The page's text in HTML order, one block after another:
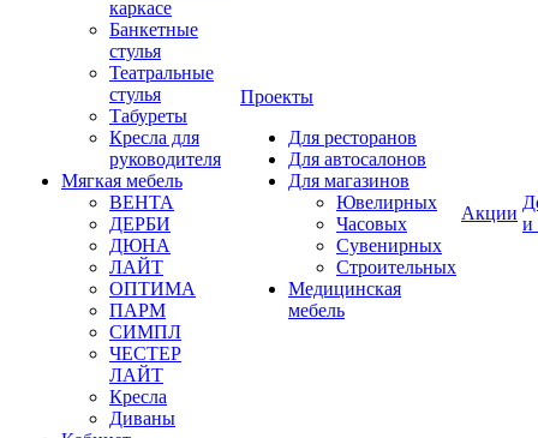
каркасе
Банкетные
стулья
Театральные
стулья
Табуреты
Кресла для
руководителя
Мягкая мебель
ВЕНТА
ДЕРБИ
ДЮНА
ЛАЙТ
ОПТИМА
ПАРМ
СИМПЛ
ЧЕСТЕР
ЛАЙТ
Кресла
Диваны
Проекты
Для ресторанов
Для автосалонов
Для магазинов
Ювелирных
Часовых
Сувенирных
Строительных
Медицинская
мебель
Акции
и